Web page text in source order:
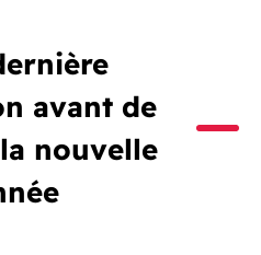
avant de
nouvelle